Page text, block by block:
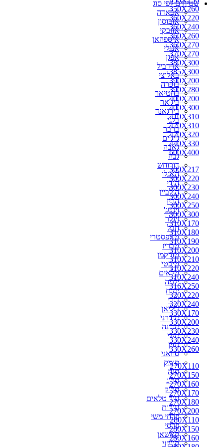
שטיחים לפי סוג
אבאדה
אובוסון
אוזבקי
איספהאן
אנגלי
אפגן
ארדביל
באלוצי
בוכרה
בחטיאר
ביג'אר
בירגאנד
בלגי
ברבר
ג'יג'ים
גאבה
גבה
דורוחש
האגלו
הודי
הולביין
הריז
וינטג'
זיגלר
חבל
טאפסטרי
טבריז
טורקמן
טיבטי
טלאים
ילמה
ימות
לורי
ליליאן
מודרני
מכונה
משי
נעין
סוזאני
סומק
סנה
סרוג
סרוק
עור טלאים
עורות
פרחי משי
פרסי
קאשאן
קווקזי
350X260
360X220
360X240
360X260
360X270
370X270
380X300
385X300
390X200
390X280
400X200
400X300
410X310
420X310
420X320
440X330
600X400
300X217
300X220
300X230
300X240
300X250
300X300
310X170
310X180
310X190
310X200
310X210
310X220
310X240
316X250
320X220
320X240
330X170
330X200
330X230
330X240
330X260
270X110
270X150
270X160
270X170
270X180
270X200
280X110
280X150
280X160
270X150
270X160
270X170
270X200
280X160
280X180
280X200
290X180
300X180
310X190
310X210
350X250
360X220
360X260
370X270
400X300